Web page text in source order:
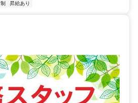
昇給あり